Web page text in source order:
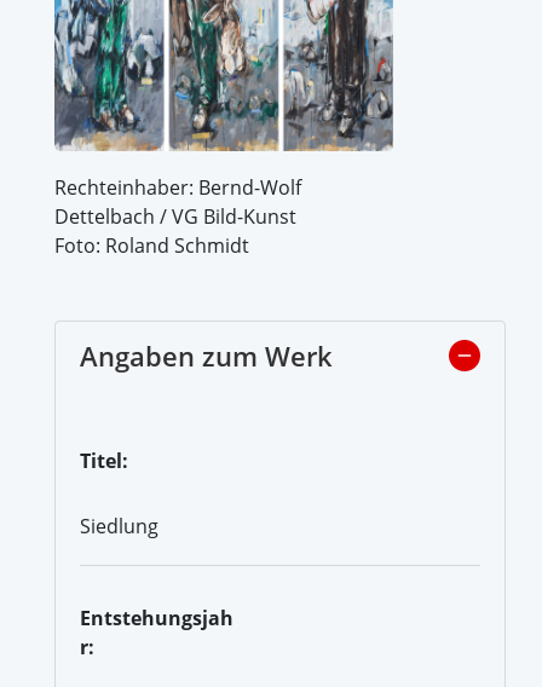
Rechteinhaber: Bernd-Wolf
Dettelbach / VG Bild-Kunst
Foto: Roland Schmidt
Angaben zum Werk
Titel:
Siedlung
Entstehungsjah
r: